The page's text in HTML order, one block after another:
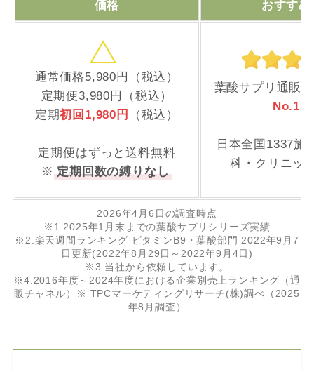
価格 おすすめ
通常価格5,980円（税込）
定期便3,980円（税込）
定期初回1,980円 （税込）
定期便はずっと送料無料
※ 定期回数の縛りなし
葉酸サプリ通販
No.1
日本全国1337施
科・クリニッ
2026年4月6日の調査時点
※1.2025年1月末までの葉酸サプリシリーズ実績
※2.楽天週間ランキング ビタミンB9・葉酸部門 2022年9月7
日更新(2022年8月29日～2022年9月4日)
※3.当社から依頼しています。
※4.2016年度～2024年度における企業別売上ランキング（通
販チャネル）※ TPCマーケティングリサーチ(株)調べ（2025
年8月調査）